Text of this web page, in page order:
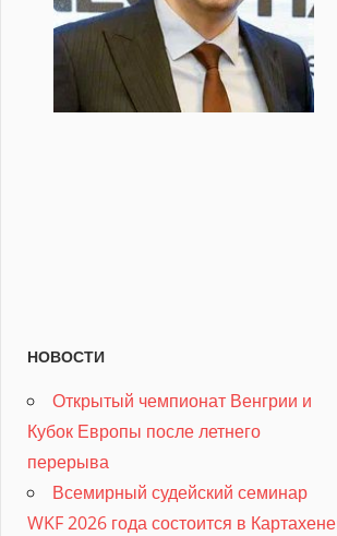
НОВОСТИ
Открытый чемпионат Венгрии и
Кубок Европы после летнего
перерыва
Всемирный судейский семинар
WKF 2026 года состоится в Картахене